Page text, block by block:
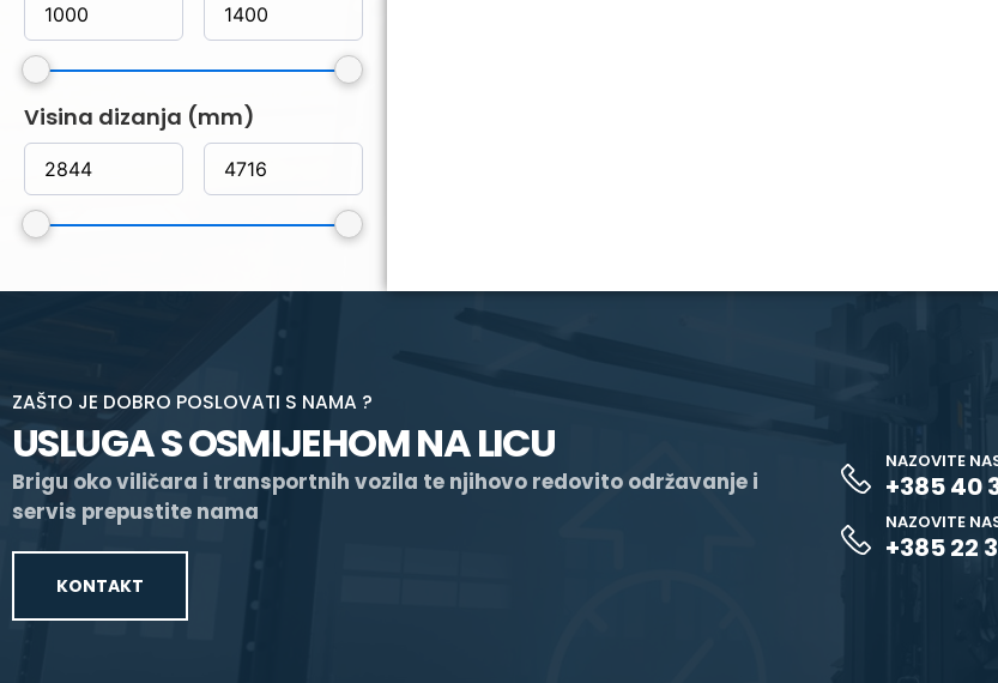
Visina dizanja (mm)
ZAŠTO JE DOBRO POSLOVATI S NAMA ?
USLUGA S OSMIJEHOM NA LICU
Brigu oko viličara i transportnih vozila te njihovo redovito održavanje i
servis prepustite nama
KONTAKT
NAZOVITE
+385 40
NAZOVITE
+385 22